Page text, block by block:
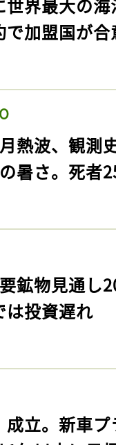
世界最大の
で加盟国が合
熱波、観
暑さ。死者
要鉱物見通
は投資遅れ
成立。新車